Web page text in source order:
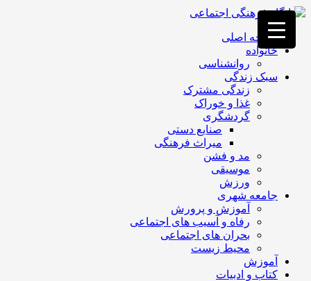
فصد
خون
غرب
تهران
خشکشویی
تصفیه
تهران
صفحه اصلی
خانواده
روانشناسی
سبک زندگی
زندگی مشترک
غذا و خوراک
گردشگری
صنایع دستی
میراث فرهنگی
مد و فشن
موسیقی
ورزش
جامعه شهری
آموزش و پرورش
رفاه و آسیب های اجتماعی
بحران های اجتماعی
محیط زیست
آموزش
کتاب و ادبیات